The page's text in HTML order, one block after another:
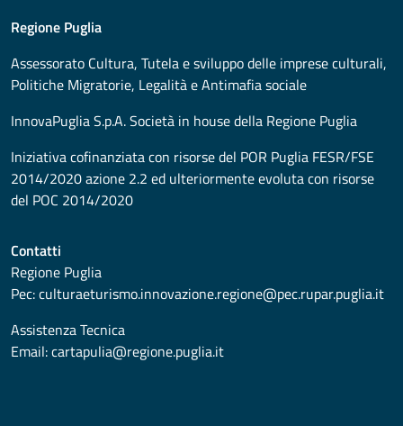
Regione Puglia
Assessorato Cultura, Tutela e sviluppo delle imprese culturali,
Politiche Migratorie, Legalità e Antimafia sociale
InnovaPuglia S.p.A. Società in house della Regione Puglia
Iniziativa cofinanziata con risorse del POR Puglia FESR/FSE
2014/2020 azione 2.2 ed ulteriormente evoluta con risorse
del POC 2014/2020
Contatti
Regione Puglia
Pec:culturaeturismo.innovazione.regione@pec.rupar.puglia.it
Assistenza Tecnica
Email:cartapulia@regione.puglia.it